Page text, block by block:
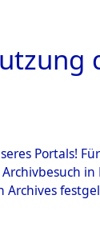
Portals!
Archives